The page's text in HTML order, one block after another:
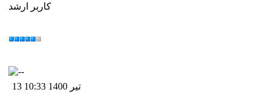
کاربر ارشد
13 تیر 1400 10:33